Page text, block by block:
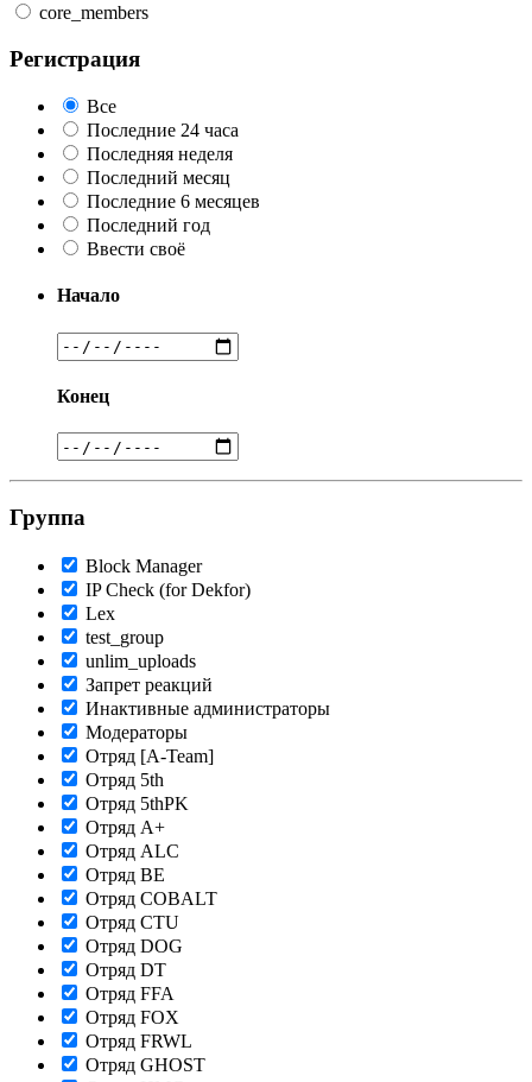
core_members
Регистрация
Все
Последние 24 часа
Последняя неделя
Последний месяц
Последние 6 месяцев
Последний год
Ввести своё
Начало
Конец
Группа
Block Manager
IP Check (for Dekfor)
Lex
test_group
unlim_uploads
Запрет реакций
Инактивные администраторы
Модераторы
Отряд [A-Team]
Отряд 5th
Отряд 5thPK
Отряд A+
Отряд ALC
Отряд BE
Отряд COBALT
Отряд CTU
Отряд DOG
Отряд DT
Отряд FFA
Отряд FOX
Отряд FRWL
Отряд GHOST